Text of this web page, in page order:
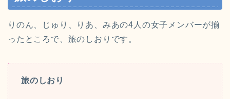
りのん、じゅり、りあ、みあの4人の女子メンバーが揃
ったところで、旅のしおりです。
旅のしおり